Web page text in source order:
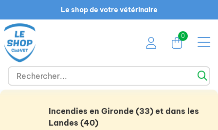
Le shop de votre vétérinaire
0
Incendies en Gironde (33) et dans les
Landes (40)